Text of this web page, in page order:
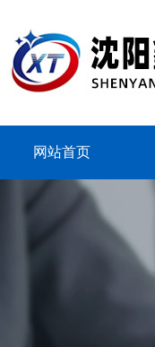
网站首页